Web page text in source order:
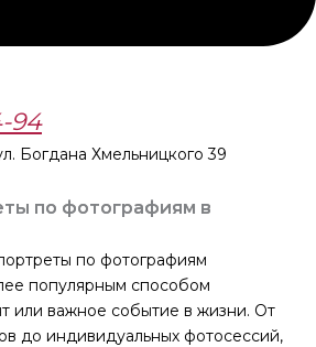
94
Богдана Хмельницкого 39
по фотографиям в
по фотографиям
популярным способом
или важное событие в жизни. От
до индивидуальных фотосессий,